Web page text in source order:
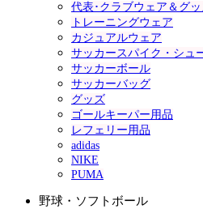
代表･クラブウェア＆グ
トレーニングウェア
カジュアルウェア
サッカースパイク・シュ
サッカーボール
サッカーバッグ
グッズ
ゴールキーパー用品
レフェリー用品
adidas
NIKE
PUMA
野球・ソフトボール